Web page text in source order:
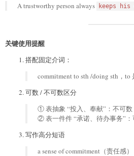
A trustworthy person always
keeps his
关键使用提醒
搭配固定介词：
commitment to sth /doing sth，to
可数 / 不可数区分
① 表抽象 “投入、奉献”：不可数
② 表一件件 “承诺、待办事务”：
写作高分短语
a sense of commitment（责任感